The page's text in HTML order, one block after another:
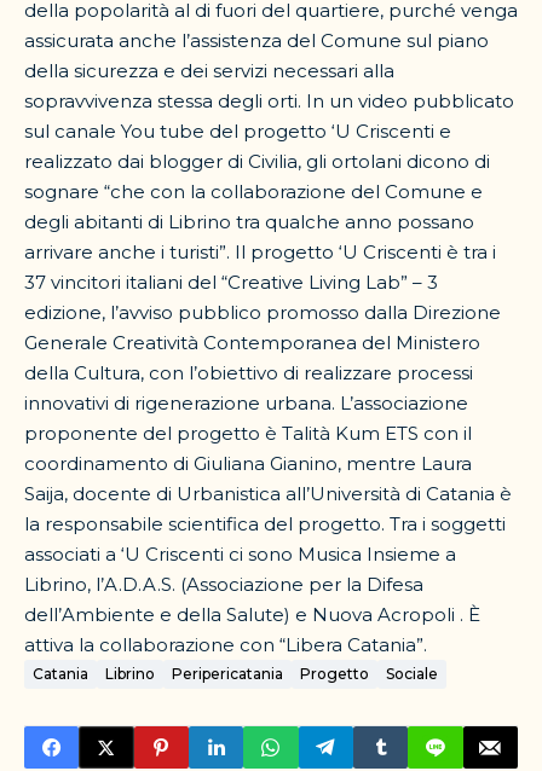
della popolarità al di fuori del quartiere, purché venga
assicurata anche l’assistenza del Comune sul piano
della sicurezza e dei servizi necessari alla
sopravvivenza stessa degli orti. In un video pubblicato
sul canale You tube del progetto ‘U Criscenti e
realizzato dai blogger di Civilia, gli ortolani dicono di
sognare “che con la collaborazione del Comune e
degli abitanti di Librino tra qualche anno possano
arrivare anche i turisti”. Il progetto ‘U Criscenti è tra i
37 vincitori italiani del “Creative Living Lab” – 3
edizione, l’avviso pubblico promosso dalla Direzione
Generale Creatività Contemporanea del Ministero
della Cultura, con l’obiettivo di realizzare processi
innovativi di rigenerazione urbana. L’associazione
proponente del progetto è Talità Kum ETS con il
coordinamento di Giuliana Gianino, mentre Laura
Saija, docente di Urbanistica all’Università di Catania è
la responsabile scientifica del progetto. Tra i soggetti
associati a ‘U Criscenti ci sono Musica Insieme a
Librino, l’A.D.A.S. (Associazione per la Difesa
dell’Ambiente e della Salute) e Nuova Acropoli . È
attiva la collaborazione con “Libera Catania”.
Catania Librino Peripericatania Progetto Sociale